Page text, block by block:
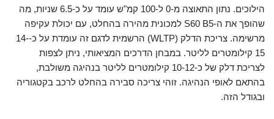
הילוכים. נתון התאוצה מ-0 ל-100 קמ"ש עומד על כ-6.5 שניות, מה
שהופך את ה-S60 B5 למכונית מהירה בהחלט, עם יכולת עקיפה
מרשימה. צריכת הדלק (WLTP) הרשמית לדגם זה עומדת על כ-14-
15 קילומטרים לליטר. במבחן הדרכים המציאותי, ניתן לצפות
לצריכת דלק של כ-10-12 קילומטרים לליטר בנהיגה משולבת,
בהתאם לאופי הנהיגה. זוהי צריכה סבירה בהחלט לרכב בקטגוריה
ובגודל הזה.